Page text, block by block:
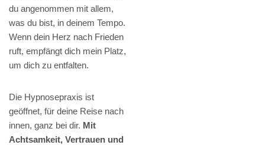
du angenommen mit allem,
was du bist, in deinem Tempo.
Wenn dein Herz nach Frieden
ruft, empfängt dich mein Platz,
um dich zu entfalten.
Die Hypnosepraxis ist
geöffnet, für deine Reise nach
innen, ganz bei dir. Mit
Achtsamkeit, Vertrauen und